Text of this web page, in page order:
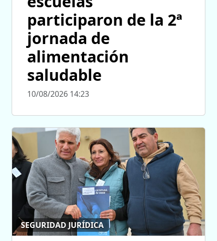
participaron de la 2ª
jornada de
alimentación
saludable
10/08/2026 14:23
SEGURIDAD JURÍDICA